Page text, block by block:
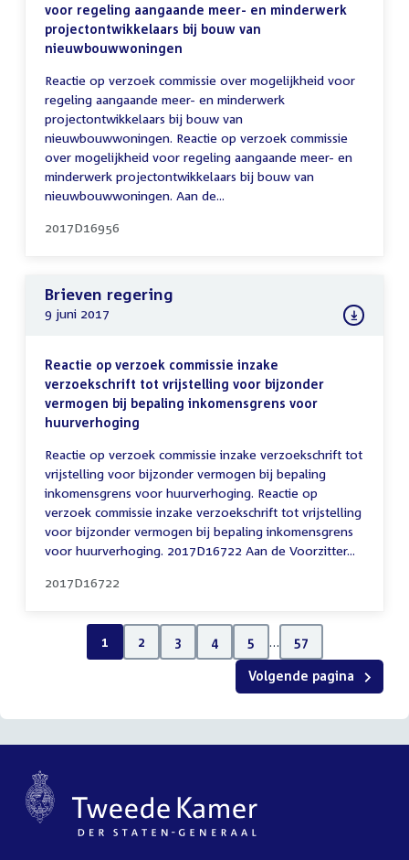
voor regeling aangaande meer- en minderwerk
projectontwikkelaars bij bouw van
nieuwbouwwoningen
Reactie op verzoek commissie over mogelijkheid voor
regeling aangaande meer- en minderwerk
projectontwikkelaars bij bouw van
nieuwbouwwoningen. Reactie op verzoek commissie
over mogelijkheid voor regeling aangaande meer- en
minderwerk projectontwikkelaars bij bouw van
nieuwbouwwoningen. Aan de...
2017D16956
Brieven regering
9 juni 2017
Reactie op verzoek commissie inzake
verzoekschrift tot vrijstelling voor bijzonder
vermogen bij bepaling inkomensgrens voor
huurverhoging
Reactie op verzoek commissie inzake verzoekschrift tot
vrijstelling voor bijzonder vermogen bij bepaling
inkomensgrens voor huurverhoging. Reactie op
verzoek commissie inzake verzoekschrift tot vrijstelling
voor bijzonder vermogen bij bepaling inkomensgrens
voor huurverhoging. 2017D16722 Aan de Voorzitter...
2017D16722
1 2 3 4 5 … 57
Volgende pagina